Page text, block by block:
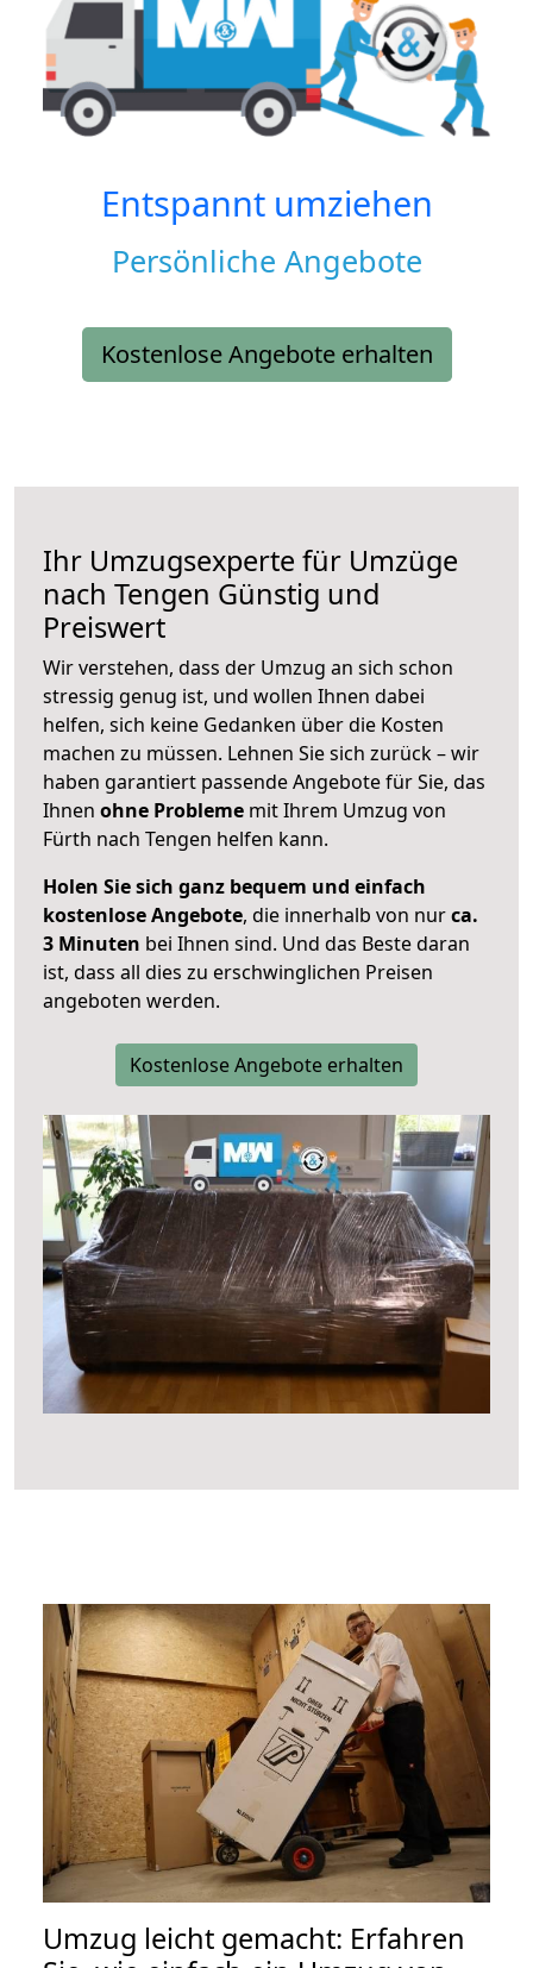
Entspannt umziehen
Persönliche Angebote
Kostenlose Angebote erhalten
Ihr Umzugsexperte für Umzüge
nach Tengen Günstig und
Preiswert
Wir verstehen, dass der Umzug an sich schon
stressig genug ist, und wollen Ihnen dabei
helfen, sich keine Gedanken über die Kosten
machen zu müssen. Lehnen Sie sich zurück – wir
haben garantiert passende Angebote für Sie, das
Ihnen ohne Probleme mit Ihrem Umzug von
Fürth nach Tengen helfen kann.
Holen Sie sich ganz bequem und einfach
kostenlose Angebote, die innerhalb von nurca.
3 Minuten bei Ihnen sind. Und das Beste daran
ist, dass all dies zu erschwinglichen Preisen
angeboten werden.
Kostenlose Angebote erhalten
Umzug leicht gemacht: Erfahren